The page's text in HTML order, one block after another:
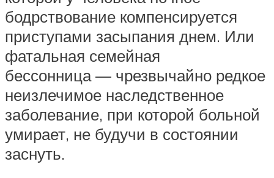
бодрствование компенсируется
приступами засыпания днем. Или
фатальная семейная
бессонница — чрезвычайно редкое
неизлечимое наследственное
заболевание, при которой больной
умирает, не будучи в состоянии
заснуть.